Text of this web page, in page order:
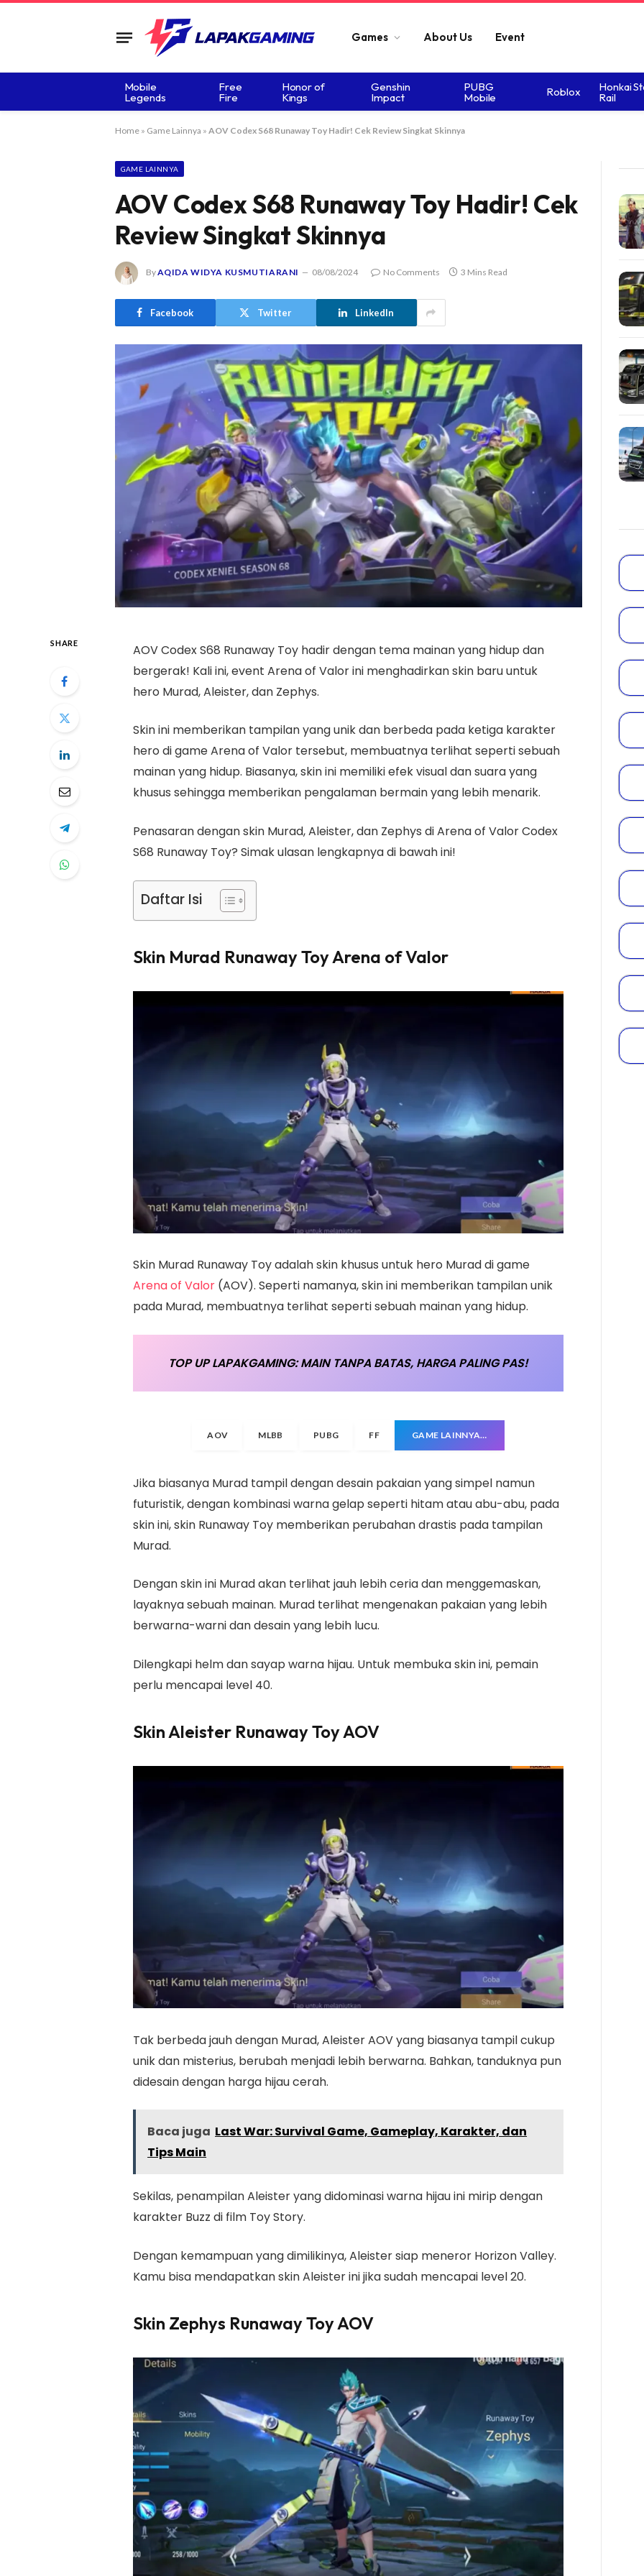
Games About Us Event
Mobile
Legends
Free
Fire
Honor of
Kings
Genshin
Impact
PUBG
Mobile Roblox Honkai
Rail
Home» Game Lainnya » AOV Codex S68 Runaway Toy Hadir! Cek Review Singkat Skinnya
GAME LAINNYA
AOV Codex S68 Runaway Toy Hadir! Cek
Review Singkat Skinnya
ByAQIDA WIDYA KUSMUTIARANI 08/08/2024 No Comments 3 Mins Read
Facebook Twitter LinkedIn
SHARE
AOV Codex S68 Runaway Toy hadir dengan tema mainan yang hidup dan
bergerak! Kali ini, event Arena of Valor ini menghadirkan skin baru untuk
hero Murad, Aleister, dan Zephys.
Skin ini memberikan tampilan yang unik dan berbeda pada ketiga karakter
hero di game Arena of Valor tersebut, membuatnya terlihat seperti sebuah
mainan yang hidup. Biasanya, skin ini memiliki efek visual dan suara yang
khusus sehingga memberikan pengalaman bermain yang lebih menarik.
Penasaran dengan skin Murad, Aleister, dan Zephys di Arena of Valor Codex
S68 Runaway Toy? Simak ulasan lengkapnya di bawah ini!
Daftar Isi
Skin Murad Runaway ToyArena of Valor
Skin Murad Runaway Toy adalah skin khusus untuk hero Murad di game
Arena of Valor (AOV). Seperti namanya, skin ini memberikan tampilan unik
pada Murad, membuatnya terlihat seperti sebuah mainan yang hidup.
TOP UP LAPAKGAMING: MAIN TANPA BATAS, HARGA PALING PAS!
AOV MLBB PUBG FF GAME LAINNYA…
Jika biasanya Murad tampil dengan desain pakaian yang simpel namun
futuristik, dengan kombinasi warna gelap seperti hitam atau abu-abu, pada
skin ini, skin Runaway Toy memberikan perubahan drastis pada tampilan
Murad.
Dengan skin ini Murad akan terlihat jauh lebih ceria dan menggemaskan,
layaknya sebuah mainan. Murad terlihat mengenakan pakaian yang lebih
berwarna-warni dan desain yang lebih lucu.
Dilengkapi helm dan sayap warna hijau. Untuk membuka skin ini, pemain
perlu mencapai level 40.
Skin Aleister Runaway ToyAOV
Tak berbeda jauh dengan Murad, Aleister AOV yang biasanya tampil cukup
unik dan misterius, berubah menjadi lebih berwarna. Bahkan, tanduknya pun
didesain dengan harga hijau cerah.
Baca juga Last War: Survival Game, Gameplay, Karakter, dan
Tips Main
Sekilas, penampilan Aleister yang didominasi warna hijau ini mirip dengan
karakter Buzz di film Toy Story.
Dengan kemampuan yang dimilikinya, Aleister siap meneror Horizon Valley.
Kamu bisa mendapatkan skin Aleister ini jika sudah mencapai level 20.
Skin Zephys Runaway ToyAOV